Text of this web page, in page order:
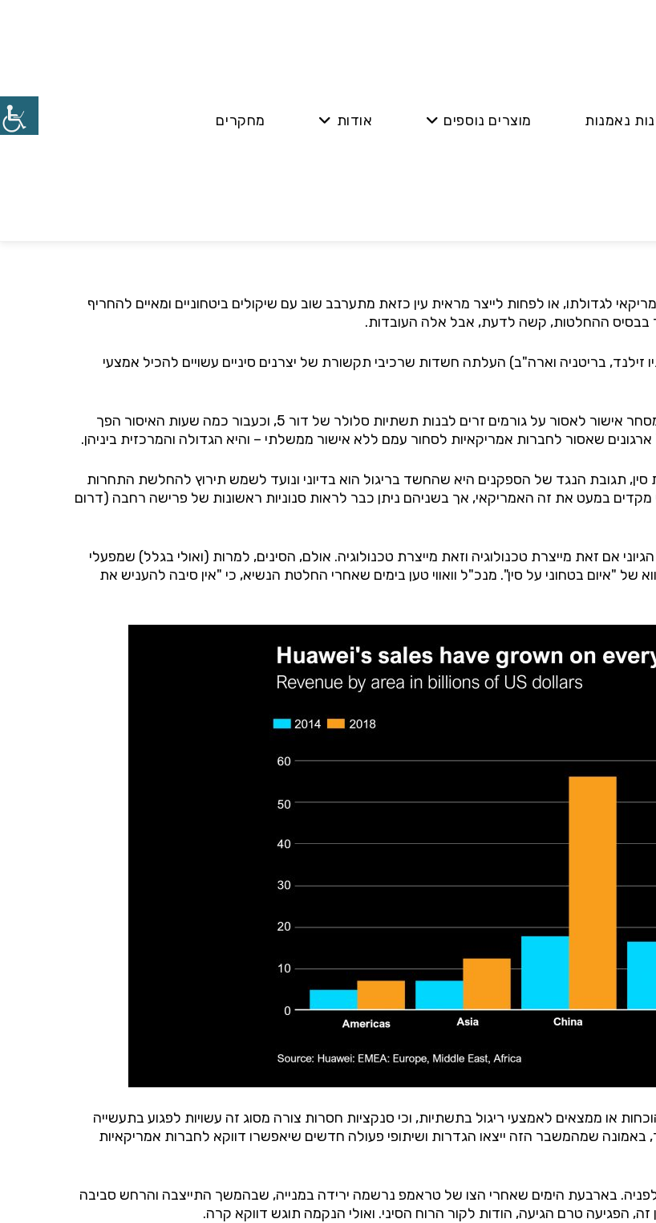
נאמנות מוצרים נוספים אודות מחקרים
לגדולתו, או לפחות לייצר מראית עין כזאת מתערבב שוב עם שיקולים ביטחוניים ומאיים להחריף
בבסיס ההחלטות, קשה לדעת, אבל אלה העובדות.
(אוסטרליה, קנדה, ניו זילנד, בריטניה וארה"ב) העלתה חשדות שרכיבי תקשורת של יצרנים סיניים עשויים להכיל אמצעי
ב-15 במאי השנה טראמפ חתם על צו מנהלי שנותן ללשכת המסחר אישור לאסור על גורמים זרים לבנות תשתיות סלולר של דור 5, וכעבור כמה שעות האיסור הפך
סין, תגובת הנגד של הספקנים היא שהחשד בריגול הוא בדיוני ונועד לשמש תירוץ להחלשת התחרות
מקדים במעט את זה האמריקאי, אך בשניהם ניתן כבר לראות סנוניות ראשונות של פרישה רחבה (דרום
אם זאת מייצרת טכנולוגיה וזאת מייצרת טכנולוגיה. אולם, הסינים, למרות (ואולי בגלל) שמפעלי
"איום בטחוני על סין". מנכ"ל וואווי טען בימים שאחרי החלטת הנשיא, כי "אין סיבה להעניש את
או ממצאים לאמצעי ריגול בתשתיות, וכי סנקציות חסרות צורה מסוג זה עשויות לפגוע בתעשייה
באמונה שמהמשבר הזה ייצאו הגדרות ושיתופי פעולה חדשים שיאפשרו דווקא לחברות אמריקאיות
לפניה. בארבעת הימים שאחרי הצו של טראמפ נרשמה ירידה במנייה, שבהמשך התייצבה והרחש סביבה
זה, הפגיעה טרם הגיעה, הודות לקור הרוח הסיני. ואולי הנקמה תוגש דווקא קרה.